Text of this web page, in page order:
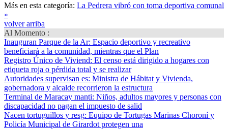
Más en esta categoría: La Pedrera vibró con toma deportiva comunal
»
volver arriba
Al Momento :
Inauguran Parque de la Ar: Espacio deportivo y recreativo
beneficiará a la comunidad, mientras que el Plan
Registro Único de Viviend: El censo está dirigido a hogares con
etiqueta roja o pérdida total y se realizar
Autoridades supervisan es: Ministra de Hábitat y Vivienda,
gobernadora y alcalde recorrieron la estructura
Terminal de Maracay manti: Niños, adultos mayores y personas con
discapacidad no pagan el impuesto de salid
Nacen tortuguillos y resg: Equipo de Tortugas Marinas Choroní y
Policía Municipal de Girardot protegen una